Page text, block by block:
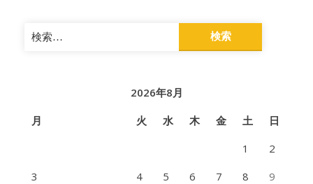
検
索:
2026年8月
月
火 水 木 金 土
日
1
2
3
4 5 6 7 8
9